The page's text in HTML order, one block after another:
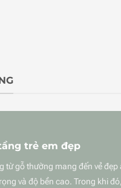
trẻ em đẹp
từ gỗ thường mang đến vẻ
và độ bền cao. Trong khi